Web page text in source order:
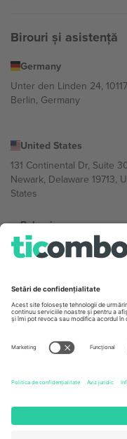
Birouri și asistență
Germany
Unter den Linden 24, 10117
Berlin, Germany
United States
131 Continental Dr, Suite
Newark, Delaware 19713,
States
Bulgaria
Regus Sofia City West, bul
Totleben 53-55, 1606 Sofia,
Mexico
Av Chapultepec 360,
Norte, Cuauhtémoc, 06700
Ciudad de México, CDMX,
de locație, eveniment și/
pagina evenimentului,
© 2026